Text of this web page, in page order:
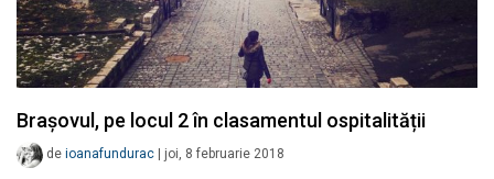
Brașovul, pe locul 2 în clasamentul ospitalității
de ioanafundurac joi, 8 februarie 2018